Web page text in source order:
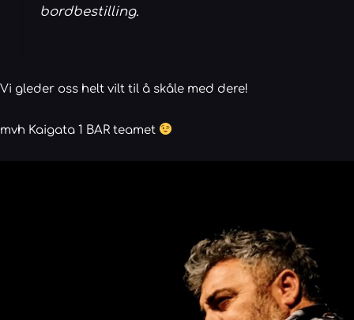
bordbestilling.
Vi gleder oss helt vilt til å skåle med dere!
mvh Kaigata 1 BAR teamet